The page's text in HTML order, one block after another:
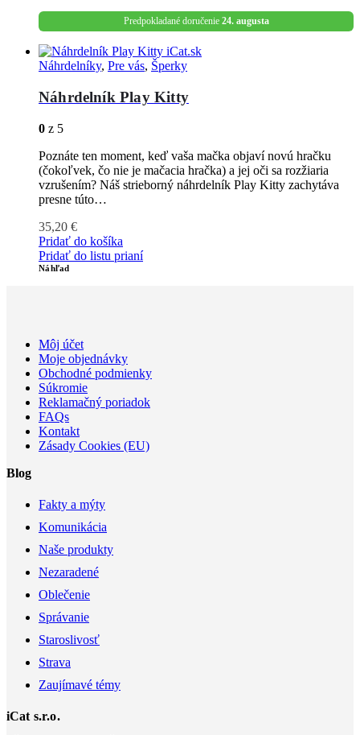
Predpokladané doručenie 24. augusta
Náhrdelníky, Pre vás, Šperky
Náhrdelník Play Kitty
0 z 5
Poznáte ten moment, keď vaša mačka objaví novú hračku
(čokoľvek, čo nie je mačacia hračka) a jej oči sa rozžiaria
vzrušením? Náš strieborný náhrdelník Play Kitty zachytáva
presne túto…
35,20 €
Pridať do košíka
Pridať do listu prianí
Náhľad
Môj účet
Moje objednávky
Obchodné podmienky
Súkromie
Reklamačný poriadok
FAQs
Kontakt
Zásady Cookies (EU)
Blog
Fakty a mýty
Komunikácia
Naše produkty
Nezaradené
Oblečenie
Správanie
Staroslivosť
Strava
Zaujímavé témy
iCat s.r.o.